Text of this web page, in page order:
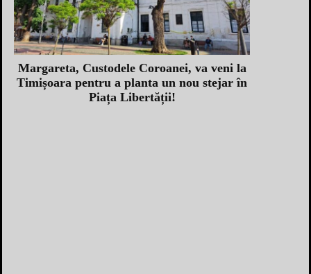
Margareta, Custodele Coroanei, va veni la
Timișoara pentru a planta un nou stejar în
Piața Libertății!